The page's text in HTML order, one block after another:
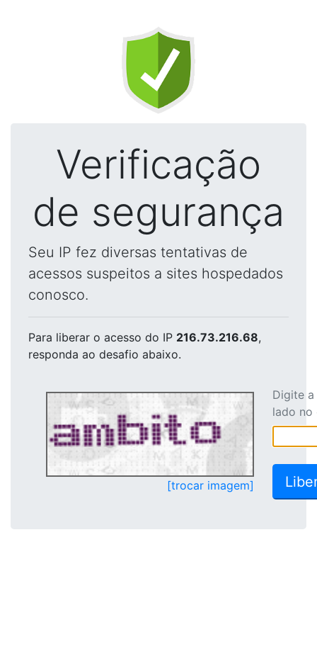
Verificação
de segurança
Seu IP fez diversas tentativas de
acessos suspeitos a sites hospedados
conosco.
Para liberar o acesso do IP 216.73.216.68,
responda ao desafio abaixo.
[trocar imagem]
Digite
lado no